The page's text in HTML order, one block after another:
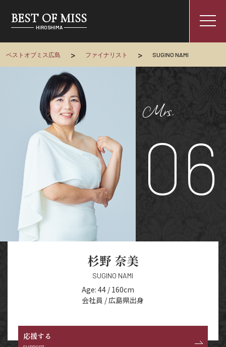
BEST OF MISS
HIROSHIMA
ベストオブミス広島 > ファイナリスト > SUGINO NAMI
Mrs.
06
杉野 奈美
SUGINO NAMI
Age: 44 / 160cm
会社員 / 広島県出身
応援する